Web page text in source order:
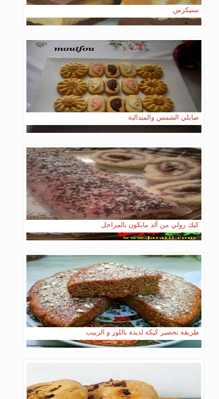
سنيكرس
صابلي الشمس والميدالية
كيك رولي من ألذ مايكون بالمراحل
طريقة تحضير كيكة لذيذة باللوز و الزبيب